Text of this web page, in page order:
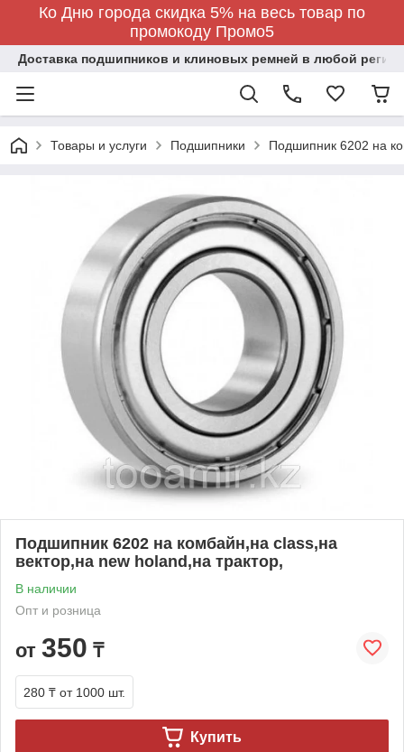
Ко Дню города скидка 5% на весь товар по
промокоду Промо5
Доставка подшипников и клиновых ремней в любой регион
Товары и услуги Подшипники Подшипник 6202 на
Подшипник 6202 на комбайн,на class,на
вектор,на new holand,на трактор,
В наличии
Опт и розница
от 350 ₸
280 ₸ от 1000 шт.
Купить